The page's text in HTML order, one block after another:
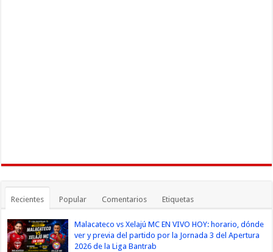
Recientes Popular Comentarios Etiquetas
Malacateco vs Xelajú MC EN VIVO HOY: horario, dónde
ver y previa del partido por la Jornada 3 del Apertura
2026 de la Liga Bantrab